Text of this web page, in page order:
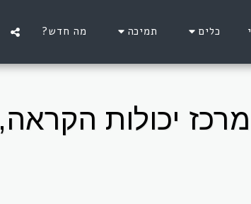
כלים תמיכה מה חדש?
הכול (כמעט) בכלי אחד – WORD 365 מרכז יכולות הקראה,